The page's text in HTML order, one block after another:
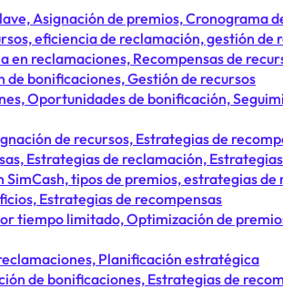
Asignación de premios, Cronograma
eficiencia de reclamación, gestión de
en reclamaciones, Recompensas de
de bonificaciones, Gestión de recursos
Oportunidades de bonificación,
de recursos, Estrategias de
Estrategias de reclamación,
tipos de premios, estrategias
Estrategias de recompensas
tiempo limitado, Optimización de
Planificación estratégica
de bonificaciones, Estrategias de